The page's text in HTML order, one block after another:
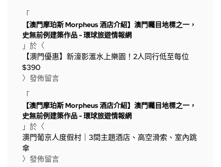
「
【澳門摩珀斯 Morpheus 酒店介紹】澳門矚目地標之一，
史無前例建築作品 - 環球旅遊情報網
」於〈
【澳門優惠】新濠影滙水上樂園！2人同行低至每位
$390
〉發佈留言
「
【澳門摩珀斯 Morpheus 酒店介紹】澳門矚目地標之一，
史無前例建築作品 - 環球旅遊情報網
」於〈
澳門葡京人度假村｜3間主題酒店、高空滑索、室內跳
傘
〉發佈留言